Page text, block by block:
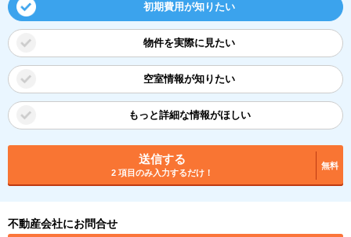
初期費用が知りたい
物件を実際に見たい
空室情報が知りたい
もっと詳細な情報がほしい
送信する
2 項目のみ入力するだけ！
無料
不動産会社にお問合せ